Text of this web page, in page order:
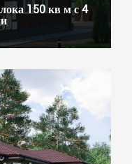
150 кв м с 4